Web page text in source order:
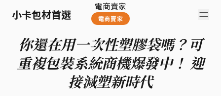
小卡包材首選
電商賣家
電商賣家
你還在用一次性塑膠袋嗎？可
重複包裝系統商機爆發中！ 迎
接減塑新時代